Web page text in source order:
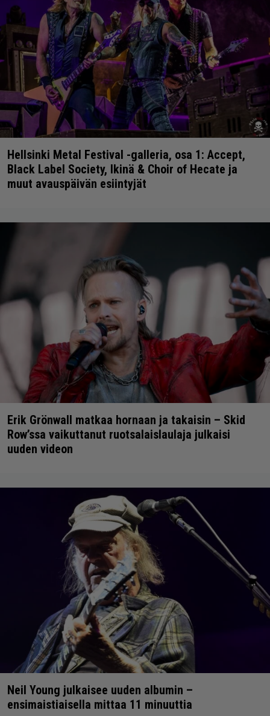
Hellsinki Metal Festival -galleria, osa 1: Accept,
Black Label Society, Ikinä & Choir of Hecate ja
muut avauspäivän esiintyjät
Erik Grönwall matkaa hornaan ja takaisin – Skid
Row’ssa vaikuttanut ruotsalaislaulaja julkaisi
uuden videon
Neil Young julkaisee uuden albumin –
ensimaistiaisella mittaa 11 minuuttia